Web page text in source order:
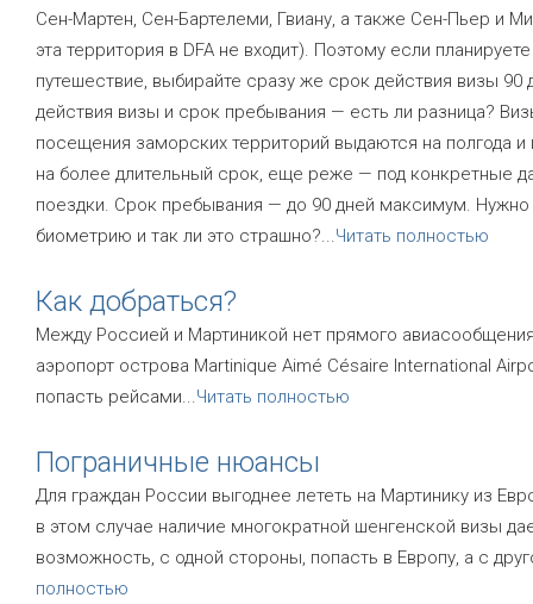
Сен-Мартен, Сен-Бартелеми, Гвиану, а также Сен-Пьер и
эта территория в DFA не входит). Поэтому если
путешествие, выбирайте сразу же срок действия визы 90
действия визы и срок пребывания — есть ли разница?
посещения заморских территорий выдаются на полгода и
на более длительный срок, еще реже — под конкретные
поездки. Срок пребывания — до 90 дней максимум. Нужно
биометрию и так ли это страшно?...Читать полностью
Как добраться?
Между Россией и Мартиникой нет прямого
аэропорт острова Martinique Aimé Césaire International
попасть рейсами...Читать полностью
Пограничные нюансы
Для граждан России выгоднее лететь на Мартинику из
в этом случае наличие многократной шенгенской визы
возможность, с одной стороны, попасть в Европу, а с
полностью